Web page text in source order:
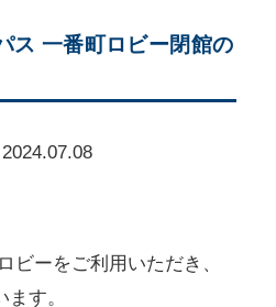
ス 一番町ロビー閉館の
ビーをご利用いただき、
す。